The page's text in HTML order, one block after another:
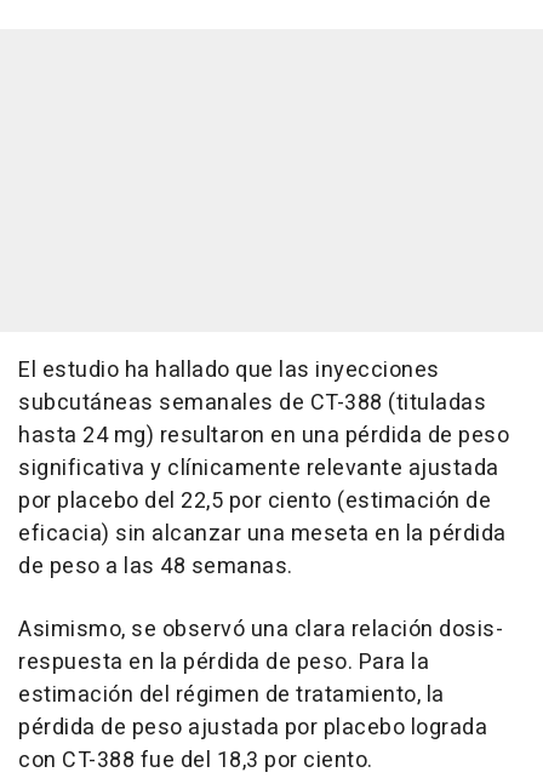
El estudio ha hallado que las inyecciones
subcutáneas semanales de CT-388 (tituladas
hasta 24 mg) resultaron en una pérdida de peso
significativa y clínicamente relevante ajustada
por placebo del 22,5 por ciento (estimación de
eficacia) sin alcanzar una meseta en la pérdida
de peso a las 48 semanas.
Asimismo, se observó una clara relación dosis-
respuesta en la pérdida de peso. Para la
estimación del régimen de tratamiento, la
pérdida de peso ajustada por placebo lograda
con CT-388 fue del 18,3 por ciento.